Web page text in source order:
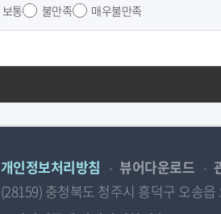
보통 불만족 매우불만족
개인정보처리방침 뷰어다운로드
(28159) 충청북도 청주시 흥덕구 오송